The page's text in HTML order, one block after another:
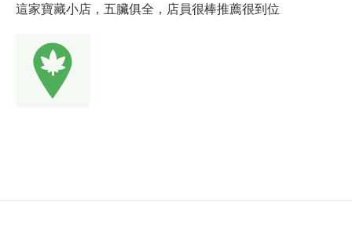
這家寶藏小店，五臟俱全，店員很棒推薦很到位